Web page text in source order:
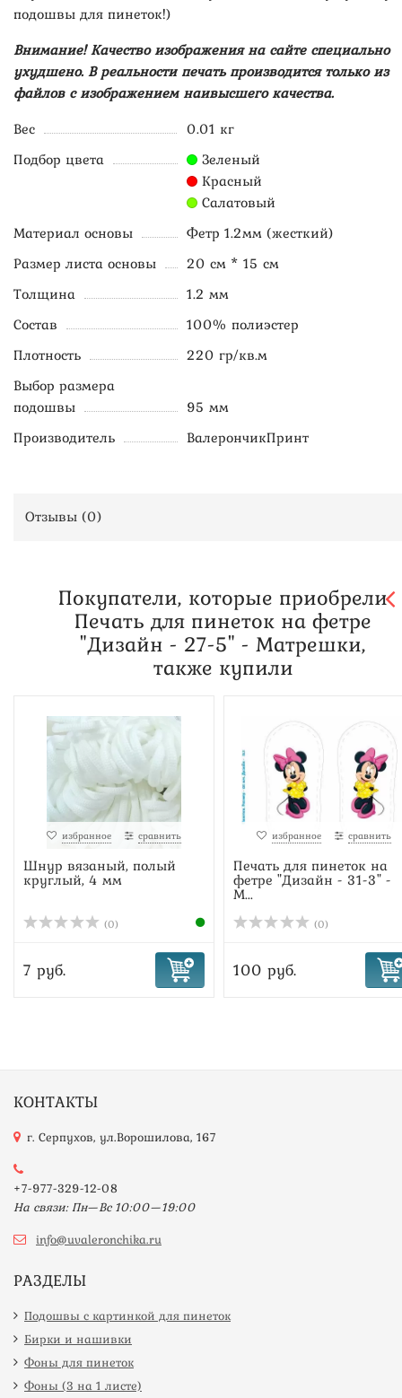
подошвы для пинеток!)
Внимание! Качество изображения на сайте специально
ухудшено. В реальности печать производится только из
файлов с изображением наивысшего качества.
Вес
0.01 кг
Подбор цвета
Зеленый
Красный
Салатовый
Материал основы
Фетр 1.2мм (жесткий)
Размер листа основы
20 см * 15 см
Толщина
1.2 мм
Состав
100% полиэстер
Плотность
220 гр/кв.м
Выбор размера
подошвы
95 мм
Производитель
ВалерончикПринт
Отзывы (0)
Покупатели, которые приобрели
Печать для пинеток на фетре
"Дизайн - 27-5" - Матрешки,
также купили
избранное сравнить
Шнур вязаный, полый
круглый, 4 мм
(0)
7 руб.
избранное сравнить
Печать для пинеток на
фетре "Дизайн - 31-3" -
М...
(0)
100 руб.
КОНТАКТЫ
г. Серпухов, ул.Ворошилова, 167
+7-977-329-12-08
На связи: Пн—Вс 10:00—19:00
info@uvaleronchika.ru
РАЗДЕЛЫ
Подошвы с картинкой для пинеток
Бирки и нашивки
Фоны для пинеток
Фоны (3 на 1 листе)